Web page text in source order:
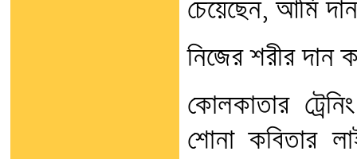
চেয়েছেন, আমি
নিজের শরীর দান
কোলকাতার
শোনা কবিতার